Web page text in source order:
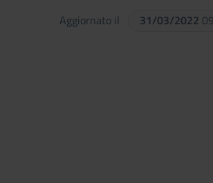
Aggiornato il 31/03/2022